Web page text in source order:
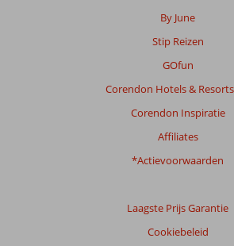
By June
Stip Reizen
GOfun
Corendon Hotels & Resorts
Corendon Inspiratie
Affiliates
*Actievoorwaarden
Laagste Prijs Garantie
Cookiebeleid